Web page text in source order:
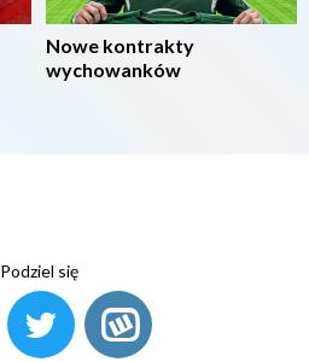
Nowe kontrakty
wychowanków
Podziel się